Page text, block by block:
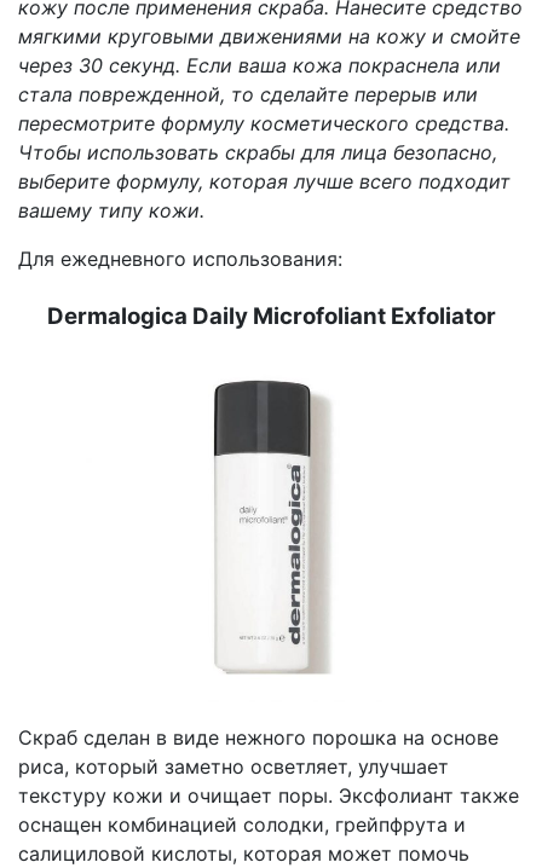
кожу после применения скраба. Нанесите средство
мягкими круговыми движениями на кожу и смойте
через 30 секунд. Если ваша кожа покраснела или
стала поврежденной, то сделайте перерыв или
пересмотрите формулу косметического средства.
Чтобы использовать скрабы для лица безопасно,
выберите формулу, которая лучше всего подходит
вашему типу кожи.
Для ежедневного использования:
Dermalogica Daily Microfoliant Exfoliator
Скраб сделан в виде нежного порошка на основе
риса, который заметно осветляет, улучшает
текстуру кожи и очищает поры. Эксфолиант также
оснащен комбинацией солодки, грейпфрута и
салициловой кислоты, которая может помочь